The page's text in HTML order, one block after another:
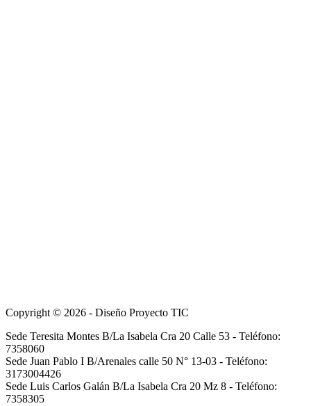
Copyright © 2026 - Diseño Proyecto TIC
Sede Teresita Montes B/La Isabela Cra 20 Calle 53 - Teléfono:
7358060
Sede Juan Pablo I B/Arenales calle 50 N° 13-03 - Teléfono:
3173004426
Sede Luis Carlos Galán B/La Isabela Cra 20 Mz 8 - Teléfono:
7358305